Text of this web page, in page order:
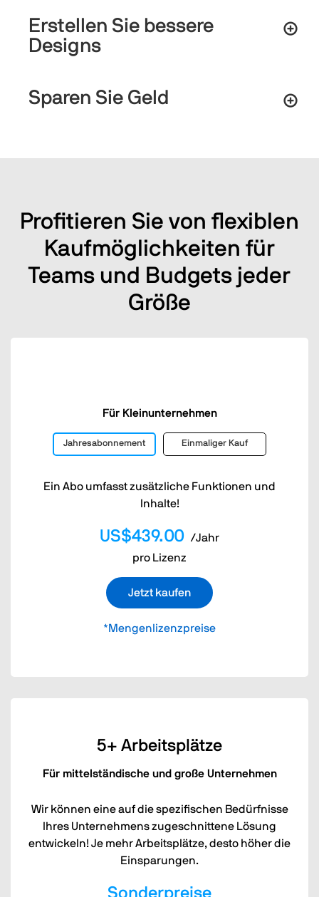
Erstellen Sie bessere
Designs
Sparen Sie Geld
Profitieren Sie von flexiblen
Kaufmöglichkeiten für
Teams und Budgets jeder
Größe
Für Kleinunternehmen
Jahresabonnement Einmaliger Kauf
Ein Abo umfasst zusätzliche Funktionen und
Inhalte!
US$439.00 /Jahr
pro Lizenz
Jetzt kaufen
*Mengenlizenzpreise
5+ Arbeitsplätze
Für mittelständische und große Unternehmen
Wir können eine auf die spezifischen Bedürfnisse
Ihres Unternehmens zugeschnittene Lösung
entwickeln! Je mehr Arbeitsplätze, desto höher die
Einsparungen.
Sonderpreise